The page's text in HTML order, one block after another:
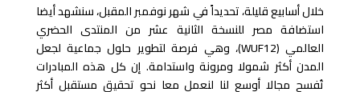
خلال أسابيع قليلة، تحديداً في شهر نوفمبر المقبل، سنشهد أيضا
استضافة مصر للنسخة الثانية عشر من المنتدى الحضري
العالمي (WUF12)، وهي فرصة لتطوير حلول جماعية لجعل
المدن أكثر شمولا ومرونة واستدامة. إن كل هذه المبادرات
تُفسح مجالا أوسع لنا لنعمل معا نحو تحقيق مستقبل أكثر